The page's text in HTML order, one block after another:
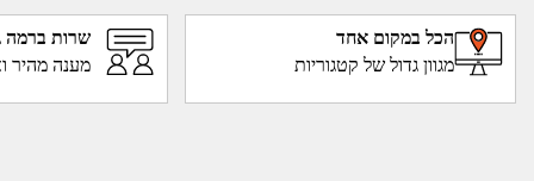
הכל במקום אחד
מגוון גדול של קטגוריות
שרות ברמה
מענה מהיר